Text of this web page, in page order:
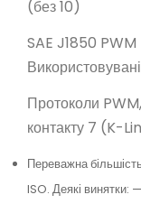
(без 10)
SAE J1850
Протоколи
контакту 7 (K-
Переважна
ISO. Деякі винятки: